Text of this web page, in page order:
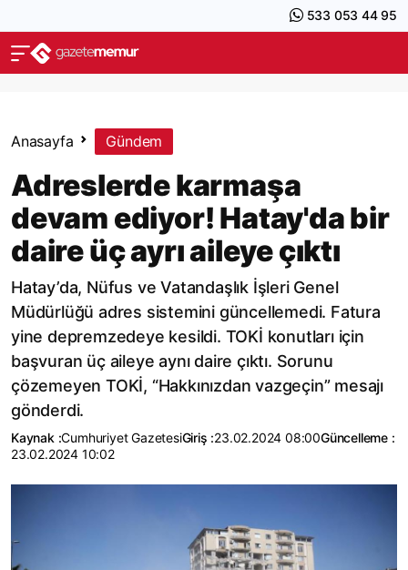
533 053 44 95
Anasayfa Gündem
Adreslerde karmaşa
devam ediyor! Hatay'da bir
daire üç ayrı aileye çıktı
Hatay’da, Nüfus ve Vatandaşlık İşleri Genel
Müdürlüğü adres sistemini güncellemedi. Fatura
yine depremzedeye kesildi. TOKİ konutları için
başvuran üç aileye aynı daire çıktı. Sorunu
çözemeyen TOKİ, “Hakkınızdan vazgeçin” mesajı
gönderdi.
Kaynak :Cumhuriyet GazetesiGiriş :23.02.2024 08:00Güncelleme :
23.02.2024 10:02